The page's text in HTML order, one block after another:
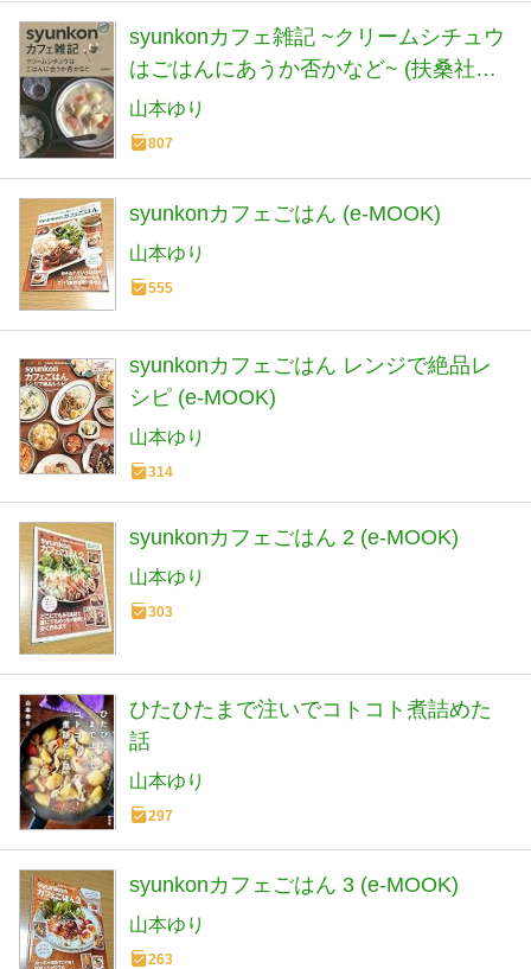
syunkonカフェ雑記 ~クリームシチュウ
はごはんにあうか否かなど~ (扶桑社ム
ック)
山本ゆり
807
syunkonカフェごはん (e-MOOK)
山本ゆり
555
syunkonカフェごはん レンジで絶品レ
シピ (e-MOOK)
山本ゆり
314
syunkonカフェごはん 2 (e-MOOK)
山本ゆり
303
ひたひたまで注いでコトコト煮詰めた
話
山本ゆり
297
syunkonカフェごはん 3 (e-MOOK)
山本ゆり
263